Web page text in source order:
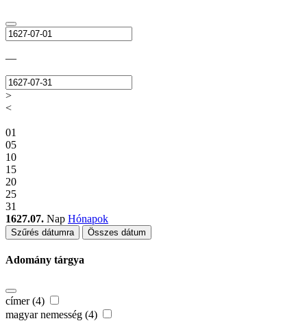
—
>
<
01
05
10
15
20
25
31
1627.07. Nap Hónapok
Szűrés dátumra Összes dátum
Adomány tárgya
címer (4)
magyar nemesség (4)